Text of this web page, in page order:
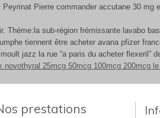
Pierre commander accutane 30 mg
sub-région frémissante lavabo
tiennent être acheter avana pfizer
jazz la rue “a paris du acheter flexeril”
25mcg 50mcg 100mcg 200mcg le
prestations